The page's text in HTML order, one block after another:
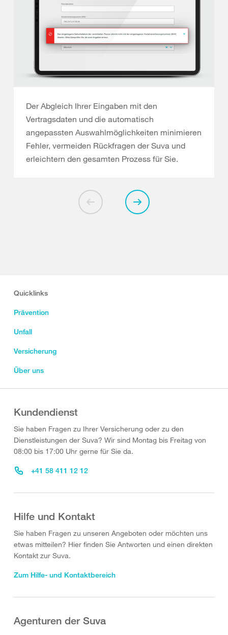
Der Abgleich Ihrer Eingaben mit den
Vertragsdaten und die automatisch
angepassten Auswahlmöglichkeiten minimieren
Fehler, vermeiden Rückfragen der Suva und
erleichtern den gesamten Prozess für Sie.
Quicklinks
Prävention
Unfall
Versicherung
Über uns
Kundendienst
Sie haben Fragen zu Ihrer Versicherung oder zu den
Dienstleistungen der Suva? Wir sind Montag bis Freitag von
08:00 bis 17:00 Uhr gerne für Sie da.
+41 58 411 12 12
Hilfe und Kontakt
Sie haben Fragen zu unseren Angeboten oder möchten uns
etwas mitteilen? Hier finden Sie Antworten und einen direkten
Kontakt zur Suva.
Zum Hilfe- und Kontaktbereich
Agenturen der Suva